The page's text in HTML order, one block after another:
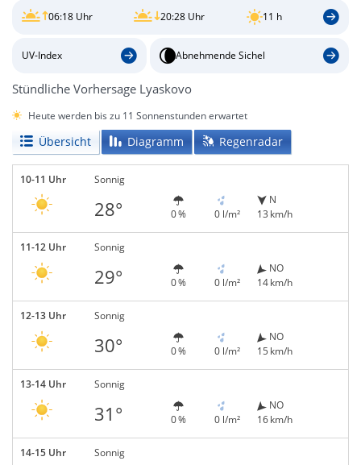
06:18 Uhr 20:28 Uhr 11 h
UV-Index Abnehmende Sichel
Stündliche Vorhersage Lyaskovo
Heute werden bis zu 11 Sonnenstunden erwartet
Übersicht Diagramm Regenradar
10-11 Uhr Sonnig
28° 0 % 0 l/m²
N
13 km/h
11-12 Uhr Sonnig
29° 0 % 0 l/m²
NO
14 km/h
12-13 Uhr Sonnig
30° 0 % 0 l/m²
NO
15 km/h
13-14 Uhr Sonnig
31° 0 % 0 l/m²
NO
16 km/h
14-15 Uhr Sonnig